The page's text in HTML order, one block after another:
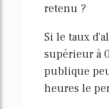
retenu ?
Si le taux
supérieur à
publique
heures le